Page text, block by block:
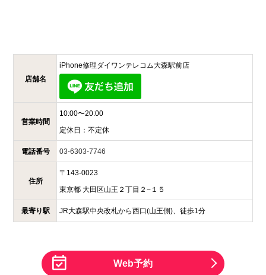
店舗名
iPhone修理ダイワンテレコム大森駅前店
営業時間
10:00〜20:00
定休日： 不定休
電話番号 03-6303-7746
住所
〒 143-0023
東京都 大田区山王２丁目２−１５
最寄り駅 JR大森駅中央改札から西口(山王側)、徒歩1分
Web予約